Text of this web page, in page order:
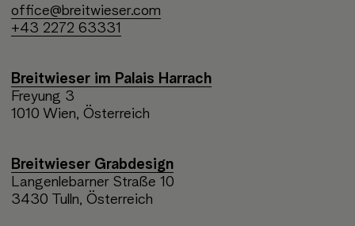
office@breitwieser.com
+43 2272 63331
Breitwieser im Palais Harrach
Freyung 3
1010 Wien, Österreich
Breitwieser Grabdesign
Langenlebarner Straße 10
3430 Tulln, Österreich